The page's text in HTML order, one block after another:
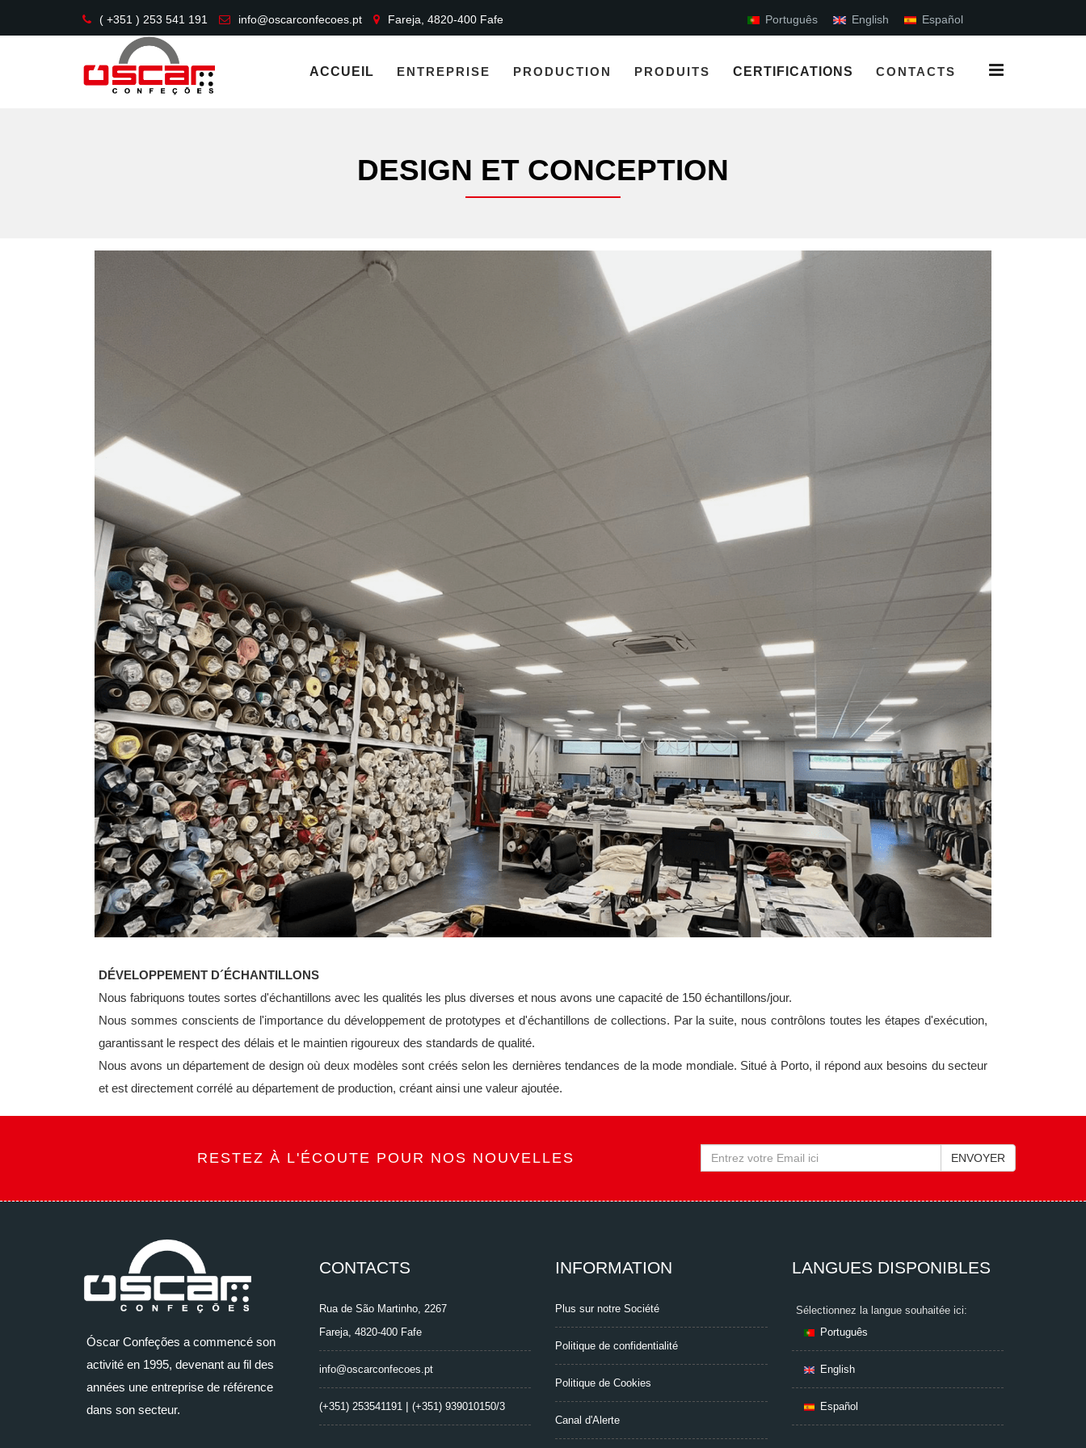
( +351 ) 253 541 191 info@oscarconfecoes.pt Fareja, 4820-400 Fafe Português English Español
ACCUEIL ENTREPRISE PRODUCTION PRODUITS CERTIFICATIONS CONTACTS
DESIGN ET CONCEPTION
DÉVELOPPEMENT D´ÉCHANTILLONS
Nous fabriquons toutes sortes d'échantillons avec les qualités les plus diverses et nous avons une capacité de 150 échantillons/jour.
Nous sommes conscients de l'importance du développement de prototypes et d'échantillons de collections. Par la suite, nous contrôlons toutes les étapes d'exécution,
garantissant le respect des délais et le maintien rigoureux des standards de qualité.
Nous avons un département de design où deux modèles sont créés selon les dernières tendances de la mode mondiale. Situé à Porto, il répond aux besoins du secteur
et est directement corrélé au département de production, créant ainsi une valeur ajoutée.
RESTEZ À L'ÉCOUTE POUR NOS NOUVELLES
Óscar Confeções a commencé son
activité en 1995, devenant au fil des
années une entreprise de référence
dans son secteur.
CONTACTS
Rua de São Martinho, 2267
Fareja, 4820-400 Fafe
info@oscarconfecoes.pt
(+351) 253541191 | (+351) 939010150/3
INFORMATION
Plus sur notre Société
Politique de confidentialité
Politique de Cookies
Canal d'Alerte
LANGUES DISPONIBLES
Sélectionnez la langue souhaitée ici:
Português
English
Español